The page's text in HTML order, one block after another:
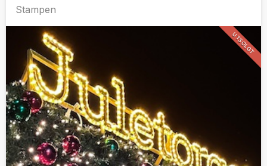
Stampen
UTSOLGT